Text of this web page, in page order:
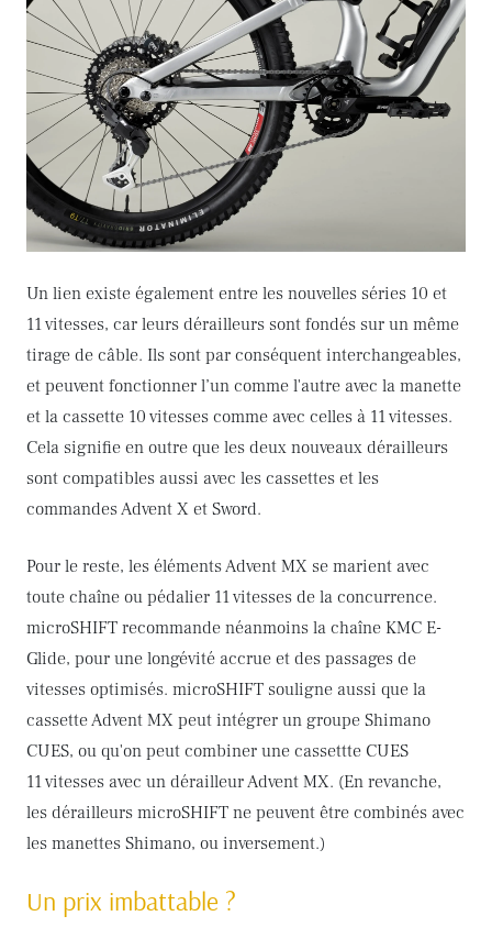
Un lien existe également entre les nouvelles séries 10 et
11 vitesses, car leurs dérailleurs sont fondés sur un même
tirage de câble. Ils sont par conséquent interchangeables,
et peuvent fonctionner l’un comme l'autre avec la manette
et la cassette 10 vitesses comme avec celles à 11 vitesses.
Cela signifie en outre que les deux nouveaux dérailleurs
sont compatibles aussi avec les cassettes et les
commandes Advent X et Sword.
Pour le reste, les éléments Advent MX se marient avec
toute chaîne ou pédalier 11 vitesses de la concurrence.
microSHIFT recommande néanmoins la chaîne KMC E-
Glide, pour une longévité accrue et des passages de
vitesses optimisés. microSHIFT souligne aussi que la
cassette Advent MX peut intégrer un groupe Shimano
CUES, ou qu'on peut combiner une cassettte CUES
11 vitesses avec un dérailleur Advent MX. (En revanche,
les dérailleurs microSHIFT ne peuvent être combinés avec
les manettes Shimano, ou inversement.)
Un prix imbattable ?